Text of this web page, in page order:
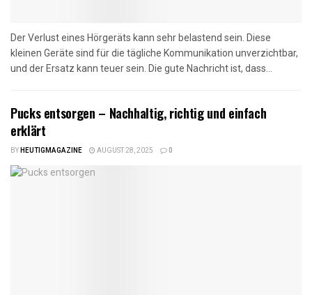
Der Verlust eines Hörgeräts kann sehr belastend sein. Diese
kleinen Geräte sind für die tägliche Kommunikation unverzichtbar,
und der Ersatz kann teuer sein. Die gute Nachricht ist, dass...
Pucks entsorgen – Nachhaltig, richtig und einfach
erklärt
BYHEUTIGMAGAZINE AUGUST 28, 2025 0